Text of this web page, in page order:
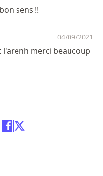
sens !!
04/09/2021
l'arenh merci beaucoup